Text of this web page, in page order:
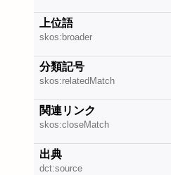
上位語
skos:broader
分類記号
skos:relatedMatch
関連リンク
skos:closeMatch
出典
dct:source